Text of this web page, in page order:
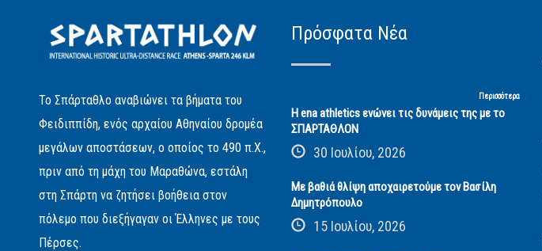
Το Σπάρταθλο αναβιώνει τα βήματα του
Φειδιππίδη, ενός αρχαίου Αθηναίου δρομέα
μεγάλων αποστάσεων, ο οποίος το 490 π.Χ.,
πριν από τη μάχη του Μαραθώνα, εστάλη
στη Σπάρτη να ζητήσει βοήθεια στον
πόλεμο που διεξήγαγαν οι Έλληνες με τους
Πέρσες.
Πρόσφατα Νέα
Περισσότερα
Η ena athletics ενώνει τις δυνάμεις της με το
ΣΠΑΡΤΑΘΛΟΝ
30 Ιουλίου, 2026
Με βαθιά θλίψη αποχαιρετούμε τον Βασίλη
Δημητρόπουλο
15 Ιουλίου, 2026